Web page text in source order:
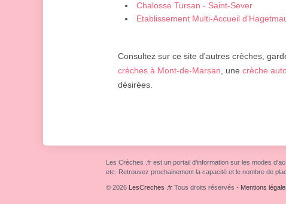
Chalosse Tursan - Saint-Sever
Etablissement Multi-Accueil
Consultez sur ce site d'autres crèches,
crèches à Mont-de-Marsan , une crèche
désirées.
Les Crèches .fr est un portail d'information sur les modes
etc. Retrouvez prochainement la capacité et le nombre de
© 2026 LesCreches .fr Tous droits réservés - Mentions